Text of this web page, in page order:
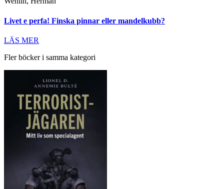
Livet e perfa! Finska pinnar eller mandelkubb?
LÄS MER
Fler böcker i samma kategori